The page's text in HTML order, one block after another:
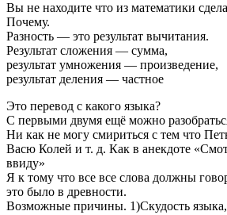
Вы не находите что из математики
Почему.
Разность — это результат вычитания.
Результат сложения — сумма,
результат умножения — произведение,
результат деления — частное
Это перевод с какого языка?
С первыми двумя ещё можно
Ни как не могу смириться с тем что
Васю Колей и т. д. Как в анекдоте
ввиду»
Я к тому что все все слова должны
это было в древности.
Возможные причины. 1)Скудость